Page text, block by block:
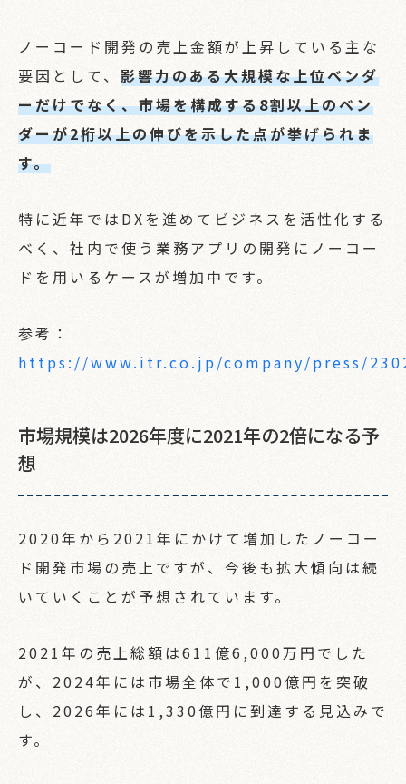
ノーコード開発の売上金額が上昇している主な
要因として、 影響力のある大規模な上位ベンダ
ーだけでなく、市場を構成する8割以上のベン
ダーが2桁以上の伸びを示した点が挙げられま
す。
特に近年ではDXを進めてビジネスを活性化する
べく、社内で使う業務アプリの開発にノーコー
ドを用いるケースが増加中です。
参考：
https://www.itr.co.jp/company/press/
市場規模は2026年度に2021年の2倍になる予
想
2020年から2021年にかけて増加したノーコー
ド開発市場の売上ですが、今後も拡大傾向は続
いていくことが予想されています。
2021年の売上総額は611億6,000万円でした
が、2024年には市場全体で1,000億円を突破
し、2026年には1,330億円に到達する見込みで
す。